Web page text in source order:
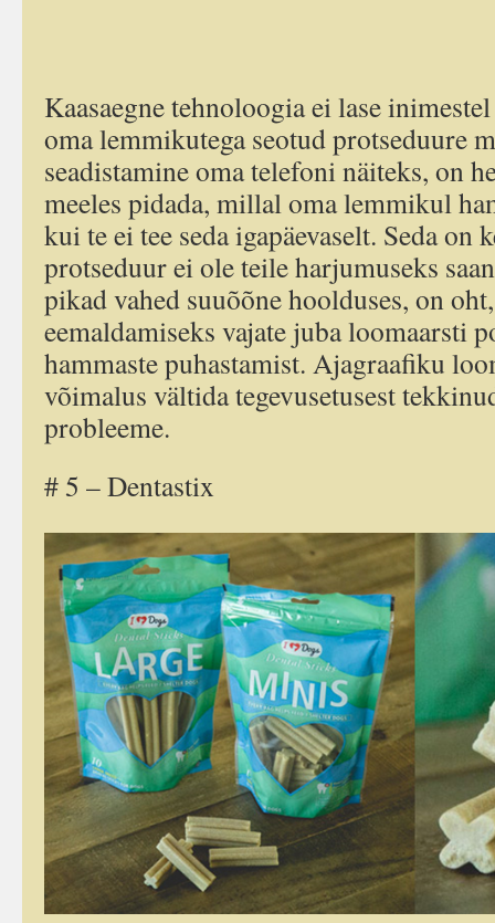
Kaasaegne tehnoloogia ei lase
oma lemmikutega seotud protseduure
seadistamine oma telefoni näiteks, on
meeles pidada, millal oma lemmikul
kui te ei tee seda igapäevaselt. Seda on
protseduur ei ole teile harjumuseks
pikad vahed suuõõne hoolduses, on
eemaldamiseks vajate juba loomaarsti
hammaste puhastamist. Ajagraafiku
võimalus vältida tegevusetusest
probleeme.
# 5 – Dentastix